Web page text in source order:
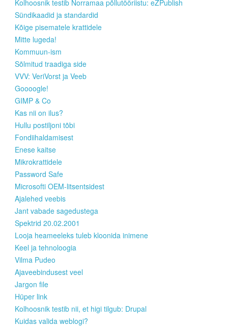
Kolhoosnik testib Norramaa põllutööriistu: eZPublish
Sündikaadid ja standardid
Kõige pisematele krattidele
Mitte lugeda!
Kommuun-ism
Sõlmitud traadiga side
VVV: VeriVorst ja Veeb
Goooogle!
GIMP & Co
Kas nii on ilus?
Hullu postiljoni tõbi
Fondiihaldamisest
Enese kaitse
Mikrokrattidele
Password Safe
Microsofti OEM-litsentsidest
Ajalehed veebis
Jant vabade sagedustega
Spektrid 20.02.2001
Looja heameeleks tuleb kloonida inimene
Keel ja tehnoloogia
Vilma Pudeo
Ajaveebindusest veel
Jargon file
Hüper link
Kolhoosnik testib nii, et higi tilgub: Drupal
Kuidas valida weblogi?